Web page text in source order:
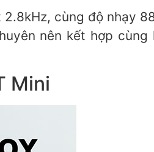
cùng độ nhạy
nên kết hợp cùng
Mini